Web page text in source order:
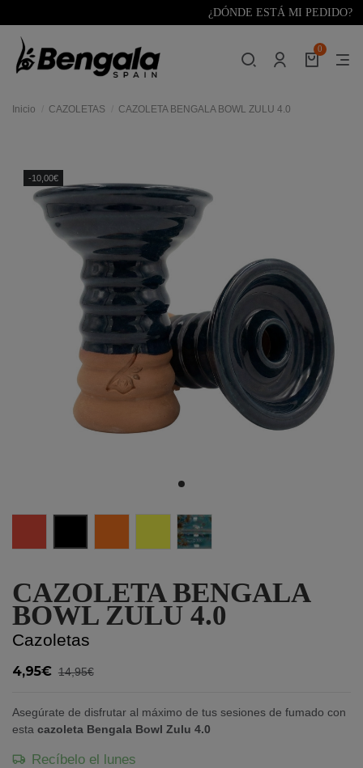
¿DÓNDE ESTÁ MI PEDIDO?
0
Inicio CAZOLETAS CAZOLETA BENGALA BOWL ZULU 4.0
-10,00€
CAZOLETA BENGALA
BOWL ZULU 4.0
Cazoletas
4,95€ 14,95€
Asegúrate de disfrutar al máximo de tus sesiones de fumado con
esta cazoleta Bengala Bowl Zulu 4.0
AmarilloOcean Brillante
Recíbelo el lunes